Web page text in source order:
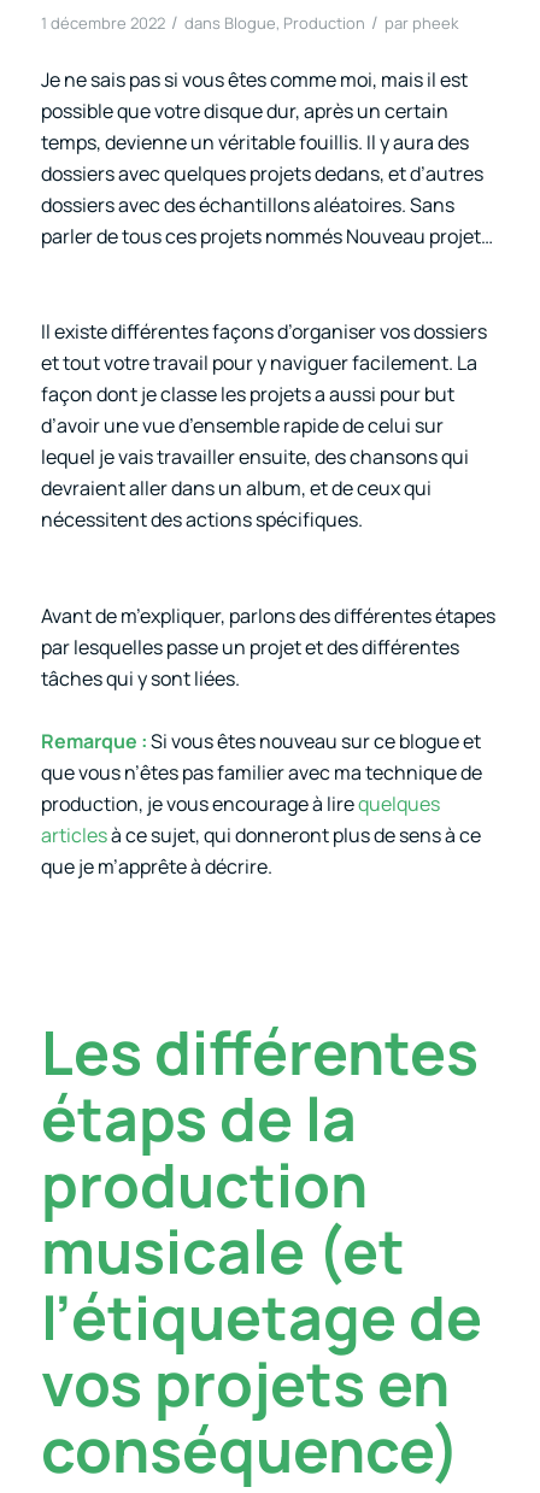
1 décembre 2022 / dans Blogue, Production / par pheek
Je ne sais pas si vous êtes comme moi, mais il est
possible que votre disque dur, après un certain
temps, devienne un véritable fouillis. Il y aura des
dossiers avec quelques projets dedans, et d’autres
dossiers avec des échantillons aléatoires. Sans
parler de tous ces projets nommés Nouveau projet…
Il existe différentes façons d’organiser vos dossiers
et tout votre travail pour y naviguer facilement. La
façon dont je classe les projets a aussi pour but
d’avoir une vue d’ensemble rapide de celui sur
lequel je vais travailler ensuite, des chansons qui
devraient aller dans un album, et de ceux qui
nécessitent des actions spécifiques.
Avant de m’expliquer, parlons des différentes étapes
par lesquelles passe un projet et des différentes
tâches qui y sont liées.
Remarque :Si vous êtes nouveau sur ce blogue et
que vous n’êtes pas familier avec ma technique de
production, je vous encourage à lirequelques
articlesà ce sujet, qui donneront plus de sens à ce
que je m’apprête à décrire.
Les différentes
étaps de la
production
musicale (et
l’étiquetage de
vos projets en
conséquence)